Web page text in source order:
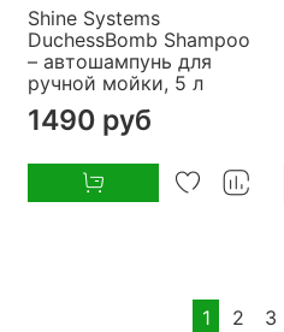
Shine Systems
DuchessBomb Shampoo
– автошампунь для
ручной мойки, 5 л
1490 руб
1 2 3